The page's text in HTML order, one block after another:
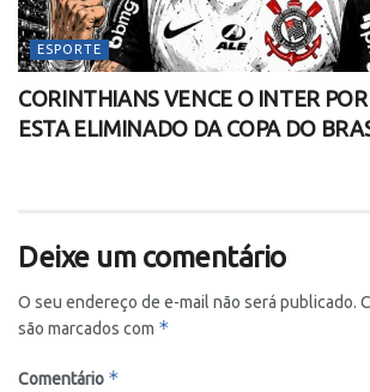
ESPORTE
CORINTHIANS VENCE O INTER POR
ESTA ELIMINADO DA COPA DO
Deixe um comentário
O seu endereço de e-mail não será publicado.
são marcados com *
Comentário *